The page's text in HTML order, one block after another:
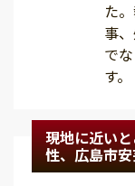
た
事
で
す。
現地に近い
性、広島市